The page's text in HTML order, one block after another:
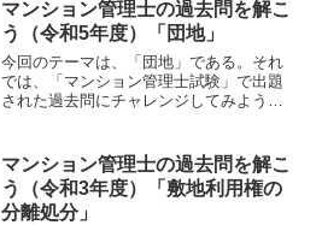
〔問3〕〔問 ３〕 管理...
マンション管理士の過去問を解こ
う（令和5年度）「団地」
今回のテーマは、「団地」である。それ
では、「マンション管理士試験」で出題
された過去問にチャレンジしてみよう。
る建物であるＡ棟及びＢ棟があり、団地
の敷地は団地建物所...
マンション管理士の過去問を解こ
う（令和3年度）「敷地利用権の
分離処分」